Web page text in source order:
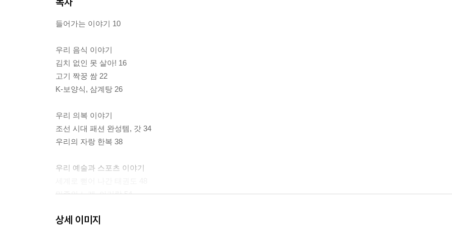
들어가는 이야기 10
우리 음식 이야기
김치 없인 못 살아! 16
고기 짝꿍 쌈 22
K-보양식, 삼계탕 26
우리 의복 이야기
조선 시대 패션 완성템, 갓 34
우리의 자랑 한복 38
우리 예술과 스포츠 이야기
민족의 노래, 아리랑 54
손기정이 아니라 손 기테이? 62
상세 이미지